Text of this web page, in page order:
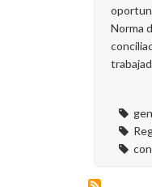
Norma